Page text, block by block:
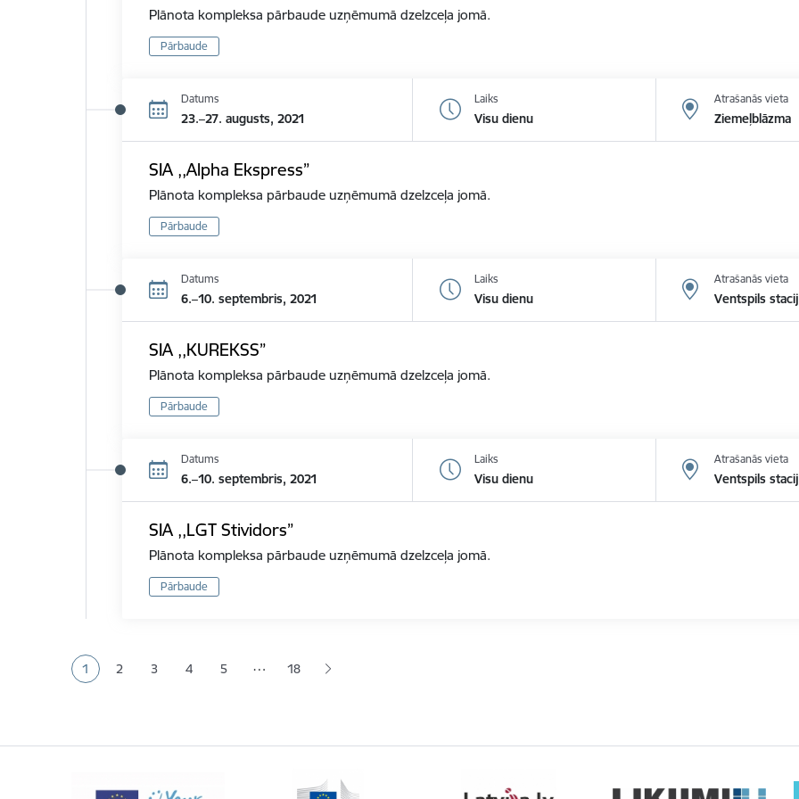
Plānota kompleksa pārbaude uzņēmumā dzelzceļa jomā.
Pārbaude
Datums
23.–27. augusts, 2021
Laiks
Visu dienu
Atrašanās vieta
Ziemeļblāzma
SIA ,,Alpha Ekspress”
Plānota kompleksa pārbaude uzņēmumā dzelzceļa jomā.
Pārbaude
Datums
6.–10. septembris, 2021
Laiks
Visu dienu
Atrašanās vieta
Ventspils
SIA ,,KUREKSS”
Plānota kompleksa pārbaude uzņēmumā dzelzceļa jomā.
Pārbaude
Datums
6.–10. septembris, 2021
Laiks
Visu dienu
Atrašanās vieta
Ventspils
SIA ,,LGT Stividors”
Plānota kompleksa pārbaude uzņēmumā dzelzceļa jomā.
Pārbaude
Pašreizējā lapa
1 Lapa
2 Lapa
3 Lapa
4 Lapa
5 … 18